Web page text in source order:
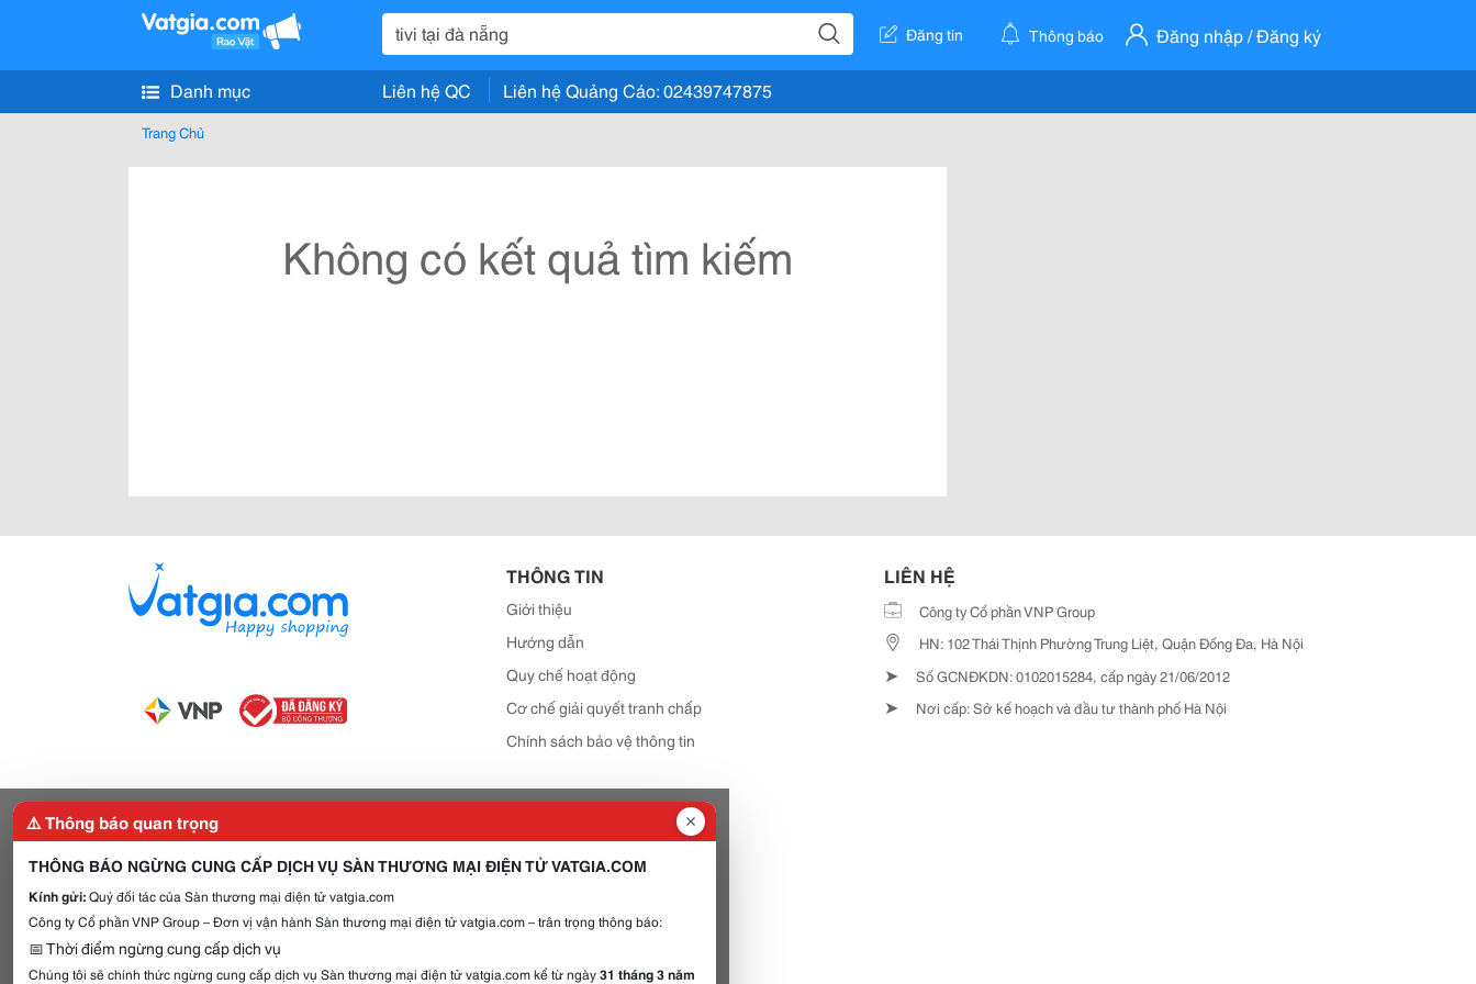
Đăng tin Thông báo Đăng nhập / Đăng ký
Danh mục Liên hệ QC Liên hệ Quảng Cáo: 02439747875
Trang Chủ
Không có kết quả tìm kiếm
THÔNG TIN
Giới thiệu
Hướng dẫn
Quy chế hoạt động
Cơ chế giải quyết tranh chấp
Chính sách bảo vệ thông tin
LIÊN HỆ
Công ty Cổ phần VNP Group
HN: 102 Thái Thịnh Phường Trung Liệt, Quận Đống Đa, Hà Nội
➤ Số GCNĐKDN: 0102015284, cấp ngày 21/06/2012
➤ Nơi cấp: Sở kế hoạch và đầu tư thành phố Hà Nội
⚠️ Thông báo quan trọng
THÔNG BÁO NGỪNG CUNG CẤP DỊCH VỤ SÀN THƯƠNG MẠI ĐIỆN TỬ VATGIA.COM
Kính gửi:Quý đối tác của Sàn thương mại điện tử vatgia.com
Công ty Cổ phần VNP Group – Đơn vị vận hành Sàn thương mại điện tử vatgia.com – trân trọng thông báo:
📅 Thời điểm ngừng cung cấp dịch vụ
Chúng tôi sẽ chính thức ngừng cung cấp dịch vụ Sàn thương mại điện tử vatgia.com kể từ ngày31 tháng 3 năm